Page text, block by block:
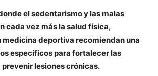
el sedentarismo y las malas
cada vez más la salud física,
medicina deportiva recomiendan una
específicos para fortalecer las
lesiones crónicas.